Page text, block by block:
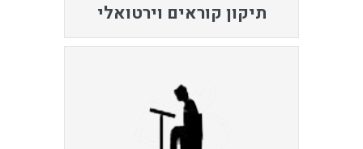
תיקון קוראים וירטואלי